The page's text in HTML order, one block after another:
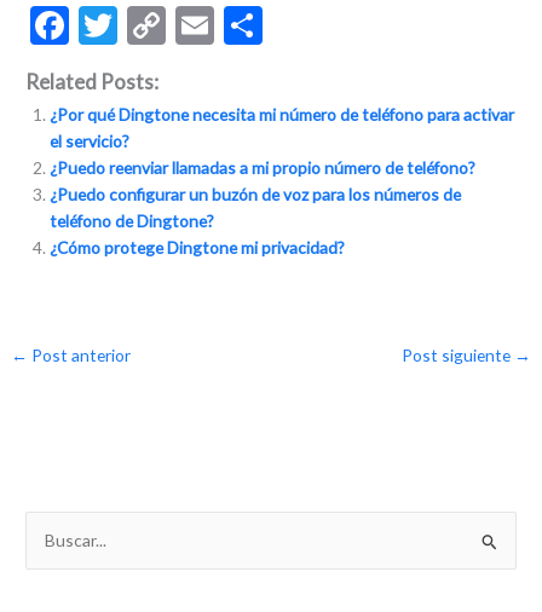
F
ac
e
b
o
o
k
T
w
itt
er
C
p
Li
n
k
E
ai m
ar
r
Related Posts:
¿Por qué Dingtone necesita mi número de teléfono para activar
el servicio?
¿Puedo reenviar llamadas a mi propio número de teléfono?
¿Puedo configurar un buzón de voz para los números de
teléfono de Dingtone?
¿Cómo protege Dingtone mi privacidad?
← Post anterior Post siguiente →